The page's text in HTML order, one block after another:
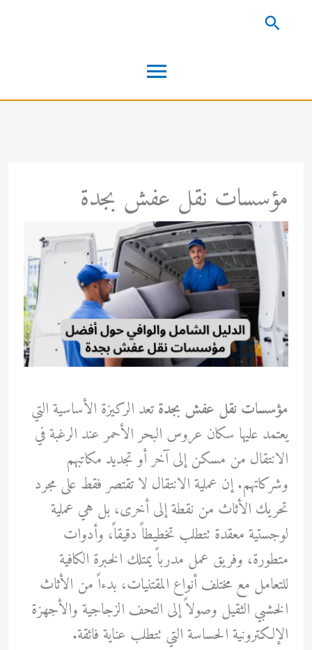
القائمة
الرئيسية
البحث
مؤسسات نقل عفش بجدة
مؤسسات نقل عفش بجدةتعد الركيزة الأساسية التي
يعتمد عليها سكان عروس البحر الأحمر عند الرغبة في
الانتقال من مسكن إلى آخر أو تجديد مكاتبهم
وشركاتهم. إن عملية الانتقال لا تقتصر فقط على مجرد
تحريك الأثاث من نقطة إلى أخرى، بل هي عملية
لوجستية معقدة تتطلب تخطيطاً دقيقاً، وأدوات
متطورة، وفريق عمل مدرباً يمتلك الخبرة الكافية
للتعامل مع مختلف أنواع المقتنيات، بدءاً من الأثاث
الخشبي الثقيل وصولاً إلى التحف الزجاجية والأجهزة
الإلكترونية الحساسة التي تتطلب عناية فائقة.